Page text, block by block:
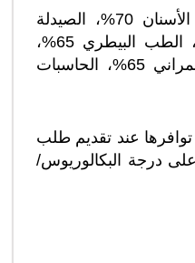
الطب البشري 75%، طب الأسنان 70%، الصيدلة
70%، العلاج الطبيعي 65%، الطب البيطري 65%،
الهندسة 65%، التخطيط العمراني 65%، الحاسبات
عند تقديم طلب
درجة البكالوريوس/